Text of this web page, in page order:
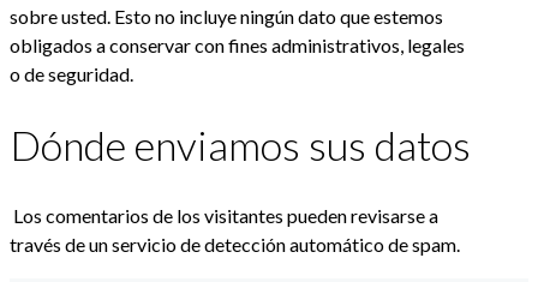
sobre usted. Esto no incluye ningún dato que estemos
obligados a conservar con fines administrativos, legales
o de seguridad.
Dónde enviamos sus datos
Los comentarios de los visitantes pueden revisarse a
través de un servicio de detección automático de spam.